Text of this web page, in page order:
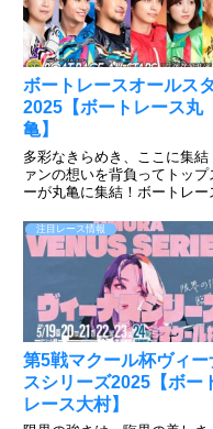
ボートレースオールス
2025【ボートレース丸
亀】
多彩なきらめき、ここに集結
ァンの想いを背負ってトップ
ーが丸亀に集結！ボートレー
第52回ボートレースオールス
ー」が開催される。ファン投
選ばれた選手など52人が丸亀
イターに集結。ファンの思い
注目レース情報
第5戦マクール杯ヴィー
スシリーズ2025【ボー
レース大村】